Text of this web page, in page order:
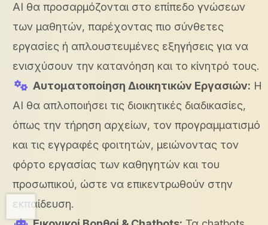
AI θα προσαρμόζονται στο επίπεδο γνώσεων
των μαθητών, παρέχοντας πιο σύνθετες
εργασίες ή απλουστευμένες εξηγήσεις για να
ενισχύσουν την κατανόηση και το κίνητρό τους.
Αυτοματοποίηση Διοικητικών Εργασιών: Η
AI θα απλοποιήσει τις διοικητικές διαδικασίες,
όπως την τήρηση αρχείων, τον προγραμματισμό
και τις εγγραφές φοιτητών, μειώνοντας τον
φόρτο εργασίας των καθηγητών και του
προσωπικού, ώστε να επικεντρωθούν στην
εκπαίδευση.